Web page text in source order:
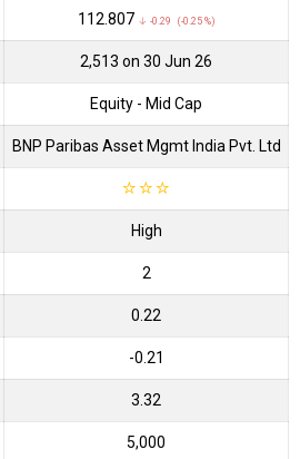
₹112.807 ↓ -0.29 (-0.25 %)
₹2,513 on 30 Jun 26
Equity - Mid Cap
BNP Paribas Asset Mgmt India Pvt. Ltd
☆☆☆
High
2
0.22
-0.21
3.32
5,000